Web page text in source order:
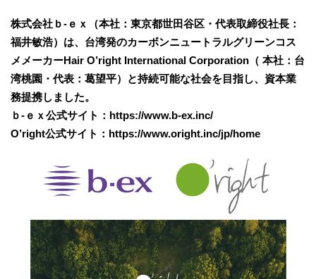
株式会社ｂ-ｅｘ（本社：東京都世田谷区・代表取締役社長：
福井敏浩）は、台湾発のカーボンニュートラルグリーンコス
メメーカーHair O’right International Corporation（ 本社：台
湾桃園・代表：葛望平）と持続可能な社会を目指し、資本業
務提携しました。
ｂ-ｅｘ公式サイト：https://www.b-ex.inc/
O’right公式サイト：https://www.oright.inc/jp/home